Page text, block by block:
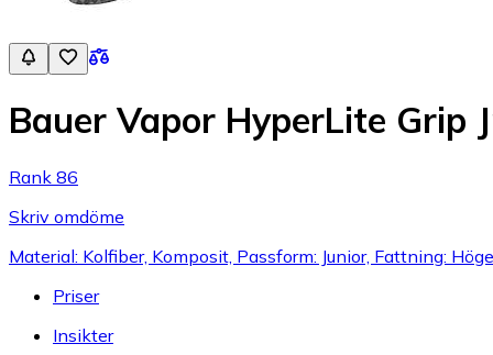
Bauer Vapor HyperLite Grip
Rank 86
Skriv omdöme
Material: Kolfiber, Komposit, Passform: Junior, Fattning:
Priser
Insikter